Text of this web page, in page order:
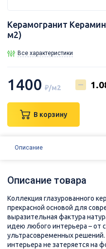
Керамогранит
м2)
Все характеристики
1400 ₽/м2
В корзину
Описание
Описание товара
Коллекция глазурованного
прекрасной основой для
выразительная фактура
идею любого интерьера – от
ультрасовременных
интерьера не затеряется на